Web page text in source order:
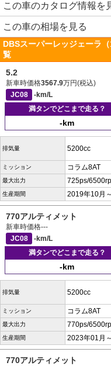
この車のカタログ情報を
この車の相場を見る
DBSスーパーレッジェーラ
覧
5.2
新車時価格3567.9万円(税込)
JC08
-km/L
満タンでどこまで走る？
-km
排気量 5200cc
ミッション コラム8AT
最大出力 725ps/
生産期間 2019年10月～
770アルティメット
新車時価格---
JC08
-km/L
満タンでどこまで走る？
-km
排気量 5200cc
ミッション コラム8AT
最大出力 770ps/
生産期間 2023年01月～
770アルティメット